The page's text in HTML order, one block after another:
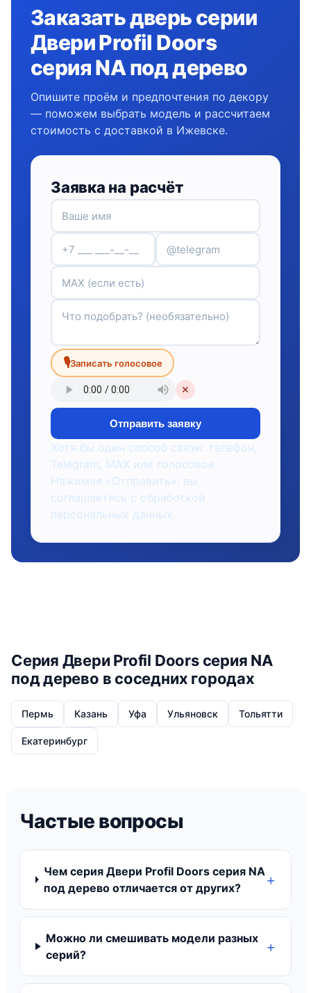
Заказать дверь серии
Двери Profil Doors
серия NA под дерево
Опишите проём и предпочтения по декору
— поможем выбрать модель и рассчитаем
стоимость с доставкой в Ижевске.
Заявка на расчёт
🎙Записать голосовое
✕
Отправить заявку
Хотя бы один способ связи: телефон,
Telegram, MAX или голосовое.
Нажимая «Отправить», вы
соглашаетесь с обработкой
персональных данных.
Серия Двери Profil Doors серия NA
под дерево в соседних городах
Пермь Казань Уфа Ульяновск Тольятти
Екатеринбург
Частые вопросы
Чем серия Двери Profil Doors серия NA
под дерево отличается от других?
Можно ли смешивать модели разных
серий?